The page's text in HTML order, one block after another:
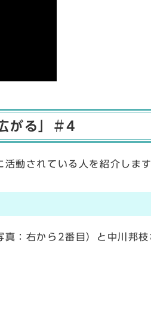
がる」＃4
動されている人を紹介します
：右から2番目）と中川邦枝